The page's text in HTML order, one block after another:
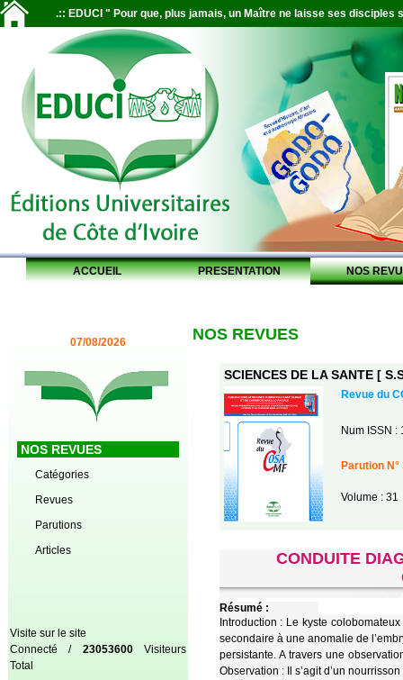
.:: EDUCI " Pour que, plus jamais, un Maître ne laisse ses disciples
ACCUEIL PRESENTATION NOS
07/08/2026
NOS REVUES
Catégories
Revues
Parutions
Articles
Visite sur le site
Connecté / 23053600Visiteurs
Total
NOS REVUES
SCIENCES DE LA SANTE [
Revue du
Num ISSN :
Parution N°
Volume : 31
CONDUITE
Résumé :
Introduction : Le kyste
secondaire à une anomalie de
persistante. A travers une
Observation : Il s’agit d’un